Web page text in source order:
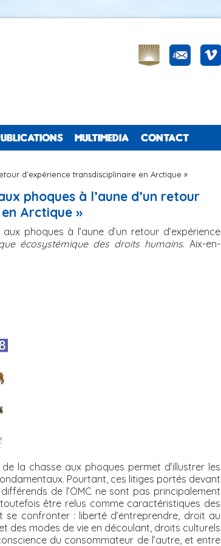
MULTIMEDIA CONTACT
d’expérience transdisciplinaire en Arctique »
phoques à l’aune d’un retour
Arctique »
phoques à l’aune d’un retour d’expérience
écosystémique des droits humains. Aix-en-
la chasse aux phoques permet d’illustrer les
Pourtant, ces litiges portés devant
de l’OMC ne sont pas principalement
être relus comme caractéristiques des
confronter : liberté d’entreprendre, droit au
des modes de vie en découlant, droits culturels
du consommateur de l’autre, et entre